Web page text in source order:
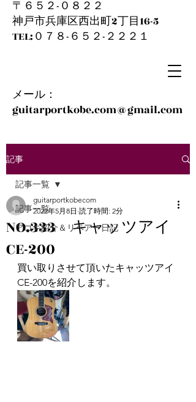
〒６５２-０８２２
神戸市兵庫区西出町2丁目16-5
​TEL:０７８-６５２-２２２１
メール：
guitarportkobe.com@gmail.com
記事
記事一覧
アコギ紹介＆リペアー日記
記事一覧
NO.333 キャッツアイ
CE-200
guitarportkobecom
2022年5月8日 読了時間: 2分
買い取りさせて頂いたキャッツアイ
CE-200を紹介します。